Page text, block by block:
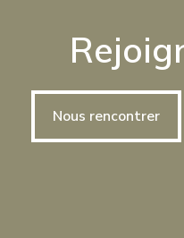
Nous rencontrer